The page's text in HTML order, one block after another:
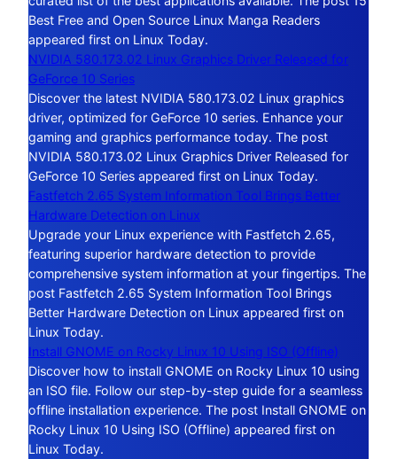
Best Free and Open Source Linux Manga Readers
appeared first on Linux Today.
NVIDIA 580.173.02 Linux Graphics Driver Released for
GeForce 10 Series
Discover the latest NVIDIA 580.173.02 Linux graphics
driver, optimized for GeForce 10 series. Enhance your
gaming and graphics performance today. The post
NVIDIA 580.173.02 Linux Graphics Driver Released for
GeForce 10 Series appeared first on Linux Today.
Fastfetch 2.65 System Information Tool Brings Better
Hardware Detection on Linux
Upgrade your Linux experience with Fastfetch 2.65,
featuring superior hardware detection to provide
comprehensive system information at your fingertips. The
post Fastfetch 2.65 System Information Tool Brings
Better Hardware Detection on Linux appeared first on
Linux Today.
Install GNOME on Rocky Linux 10 Using ISO (Offline)
Discover how to install GNOME on Rocky Linux 10 using
an ISO file. Follow our step-by-step guide for a seamless
offline installation experience. The post Install GNOME on
Rocky Linux 10 Using ISO (Offline) appeared first on
Linux Today.